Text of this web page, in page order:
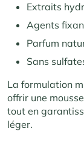
Extraits
Agents
Parfum
Sans
La formulation
offrir une
tout en
léger.